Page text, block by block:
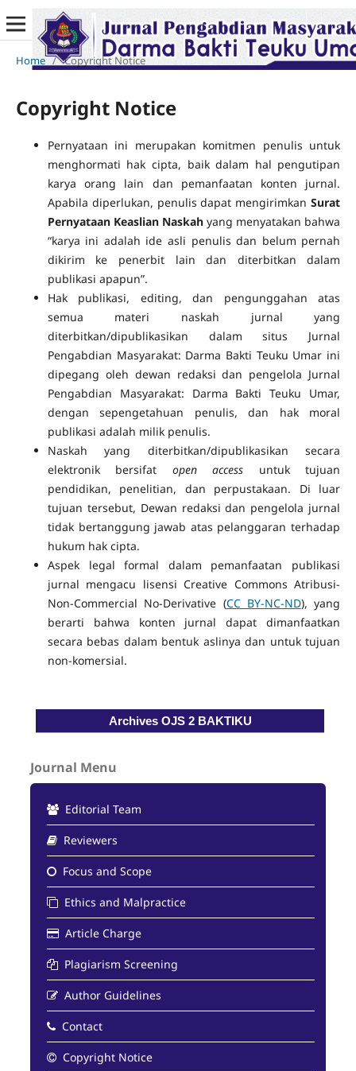
Home / Copyright Notice
Copyright Notice
Pernyataan ini merupakan komitmen penulis untuk
menghormati hak cipta, baik dalam hal pengutipan
karya orang lain dan pemanfaatan konten jurnal.
Apabila diperlukan, penulis dapat mengirimkanSurat
Pernyataan Keaslian Naskah yang menyatakan bahwa
“karya ini adalah ide asli penulis dan belum pernah
dikirim ke penerbit lain dan diterbitkan dalam
publikasi apapun”.
Hak publikasi, editing, dan pengunggahan atas
semua materi naskah jurnal yang
diterbitkan/dipublikasikan dalam situs Jurnal
Pengabdian Masyarakat: Darma Bakti Teuku Umar ini
dipegang oleh dewan redaksi dan pengelola Jurnal
Pengabdian Masyarakat: Darma Bakti Teuku Umar,
dengan sepengetahuan penulis, dan hak moral
publikasi adalah milik penulis.
Naskah yang diterbitkan/dipublikasikan secara
elektronik bersifat open access untuk tujuan
pendidikan, penelitian, dan perpustakaan. Di luar
tujuan tersebut, Dewan redaksi dan pengelola jurnal
tidak bertanggung jawab atas pelanggaran terhadap
hukum hak cipta.
Aspek legal formal dalam pemanfaatan publikasi
jurnal mengacu lisensi Creative Commons Atribusi-
Non-Commercial No-Derivative (CC BY-NC-ND), yang
berarti bahwa konten jurnal dapat dimanfaatkan
secara bebas dalam bentuk aslinya dan untuk tujuan
non-komersial.
Archives OJS 2 BAKTIKU
Journal Menu
Editorial Team
Reviewers
Focus and Scope
Ethics and Malpractice
Article Charge
Plagiarism Screening
Author Guidelines
Contact
Copyright Notice